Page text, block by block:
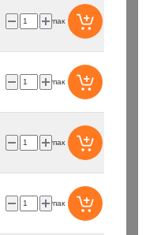
упак
упак
упак
упак